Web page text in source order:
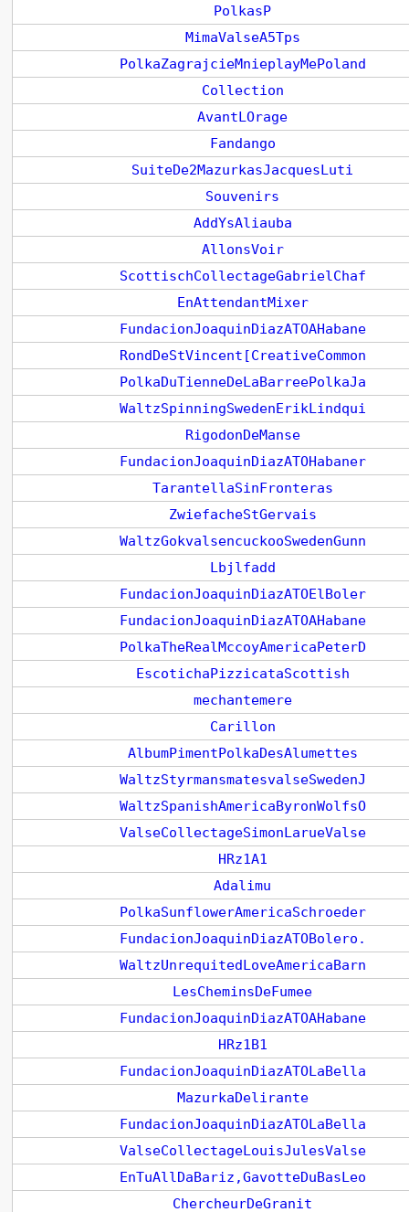
PolkasP
MimaValseA5Tps
PolkaZagrajcieMnieplayMePoland
Collection
AvantLOrage
Fandango
SuiteDe2MazurkasJacquesLuti
Souvenirs
AddYsAliauba
AllonsVoir
ScottischCollectageGabrielChaf
EnAttendantMixer
FundacionJoaquinDiazATOAHabane
RondDeStVincent[CreativeCommon
PolkaDuTienneDeLaBarreePolkaJa
WaltzSpinningSwedenErikLindqui
RigodonDeManse
FundacionJoaquinDiazATOHabaner
TarantellaSinFronteras
ZwiefacheStGervais
WaltzGokvalsencuckooSwedenGunn
Lbjlfadd
FundacionJoaquinDiazATOElBoler
FundacionJoaquinDiazATOAHabane
PolkaTheRealMccoyAmericaPeterD
EscotichaPizzicataScottish
mechantemere
Carillon
AlbumPimentPolkaDesAlumettes
WaltzStyrmansmatesvalseSwedenJ
WaltzSpanishAmericaByronWolfsO
ValseCollectageSimonLarueValse
HRz1A1
Adalimu
PolkaSunflowerAmericaSchroeder
FundacionJoaquinDiazATOBolero.
WaltzUnrequitedLoveAmericaBarn
LesCheminsDeFumee
FundacionJoaquinDiazATOAHabane
HRz1B1
FundacionJoaquinDiazATOLaBella
MazurkaDelirante
FundacionJoaquinDiazATOLaBella
ValseCollectageLouisJulesValse
EnTuAllDaBariz,GavotteDuBasLeo
ChercheurDeGranit